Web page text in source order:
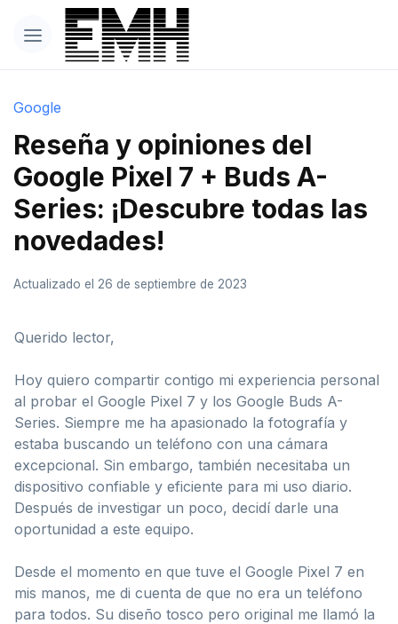
Google
Reseña y opiniones del
Google Pixel 7 + Buds A-
Series: ¡Descubre todas las
novedades!
Actualizado el 26 de septiembre de 2023
Querido lector,
Hoy quiero compartir contigo mi experiencia personal
al probar el Google Pixel 7 y los Google Buds A-
Series. Siempre me ha apasionado la fotografía y
estaba buscando un teléfono con una cámara
excepcional. Sin embargo, también necesitaba un
dispositivo confiable y eficiente para mi uso diario.
Después de investigar un poco, decidí darle una
oportunidad a este equipo.
Desde el momento en que tuve el Google Pixel 7 en
mis manos, me di cuenta de que no era un teléfono
para todos. Su diseño tosco pero original me llamó la